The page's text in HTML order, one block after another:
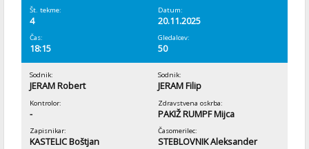
Št. tekme:
4
Datum:
20.11.2025
Čas:
18:15
Gledalcev:
50
Sodnik:
JERAM Robert
Sodnik:
JERAM Filip
Kontrolor:
-
Zdravstvena oskrba:
PAKIŽ RUMPF Mijca
Zapisnikar:
KASTELIC Boštjan
Časomerilec:
STEBLOVNIK Aleksander